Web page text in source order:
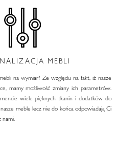
MEBLI
na wymiar? Ze względu na fakt, iż nasze
mamy możliwość zmiany ich parametrów.
wiele pięknych tkanin i dodatków do
meble lecz nie do końca odpowiadają Ci